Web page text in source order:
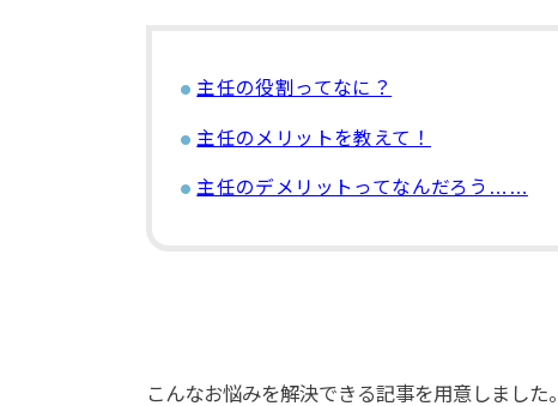
主任の役割ってなに？
主任のメリットを教えて！
主任のデメリットってなんだろう……
こんなお悩みを解決できる記事を用意しました。